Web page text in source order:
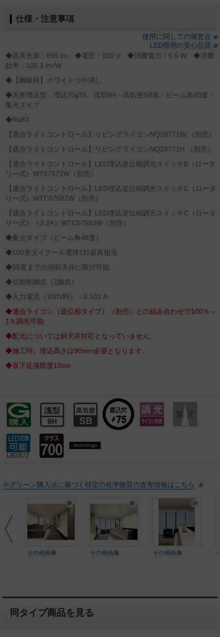
仕様・注意事項
使用に関しての留意点
LED照明の安心品質
◆器具光束：695 lm ◆電圧：100 V ◆消費電力：6.6 W ◆消費
効率：105.3 lm/W
◆【鋼板枠】ホワイトつや消し
◆天井埋込型、埋込穴φ75、浅型9H・高気密SB形・ビーム角48度・
集光タイプ
◆Ra83
【適合ライトコントロール】リビングライコンNQ28771W （別売）
【適合ライトコントロール】リビングライコンNQ28771H （別売）
【適合ライトコントロール】LED埋込逆位相調光スイッチB（ロータ
リー式）WT57572W（別売）
【適合ライトコントロール】LED埋込逆位相調光スイッチC（ロータ
リー式）WTC57582W（別売）
【適合ライトコントロール】LED埋込逆位相調光スイッチC（ロータ
リー式）（3.2A）WTC57583W（別売）
◆集光タイプ（ビーム角48度）
◆100形ダイクール電球1灯器具相当
◆55度までの傾斜天井に取付可能
◆位相制御式（2線式）
◆入力電流（100V時）：0.102 A
◆適合ライコン（逆位相タイプ）（別売）との組み合わせで100％～
1％調光可能
◆配光については斜天井対応となっていません。
◆施工時、埋込高さは90mm必要となります。
◆直下近接限度10cm
※グリーン購入法に基づく特定の化学物質の含有情報はこちら
その他画像 その他画像 その他画像
同タイプ商品を見る